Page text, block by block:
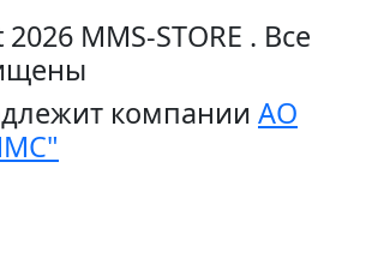
MMS-STORE . Все
компании АО